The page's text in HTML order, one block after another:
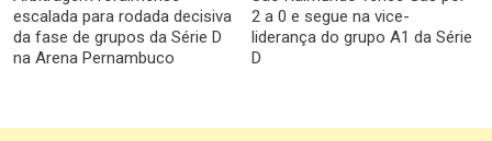
escalada para rodada decisiva
da fase de grupos da Série D
na Arena Pernambuco
2 a 0 e segue na vice-
liderança do grupo A1 da Série
D